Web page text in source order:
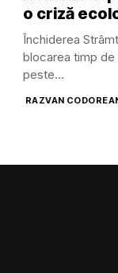
o criză
Închiderea
blocarea timp de
peste...
RAZVAN